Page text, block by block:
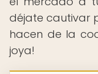
déjate cautivar
hacen de la
joya!